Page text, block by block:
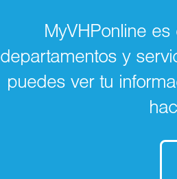
MyVHPonline
departamentos y
puedes ver tu